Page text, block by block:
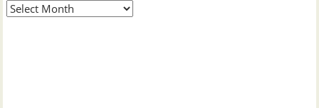
মাস